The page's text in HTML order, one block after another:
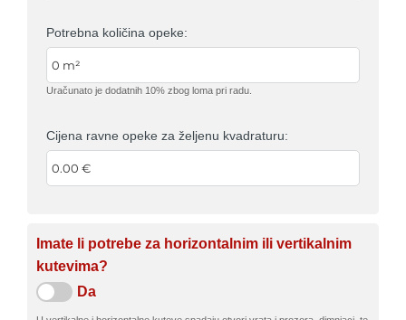
Potrebna količina opeke:
Uračunato je dodatnih 10% zbog loma pri radu.
Cijena ravne opeke za željenu kvadraturu:
Imate li potrebe za horizontalnim ili vertikalnim
kutevima?
Da